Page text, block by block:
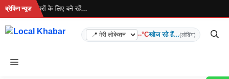
Skip
content
ब्रेकिंग न्यूज़
है... ताज़ा खबरों के लिए बने रहें...
--°Cखोज रहे हैं...(लोडिंग)
Menu